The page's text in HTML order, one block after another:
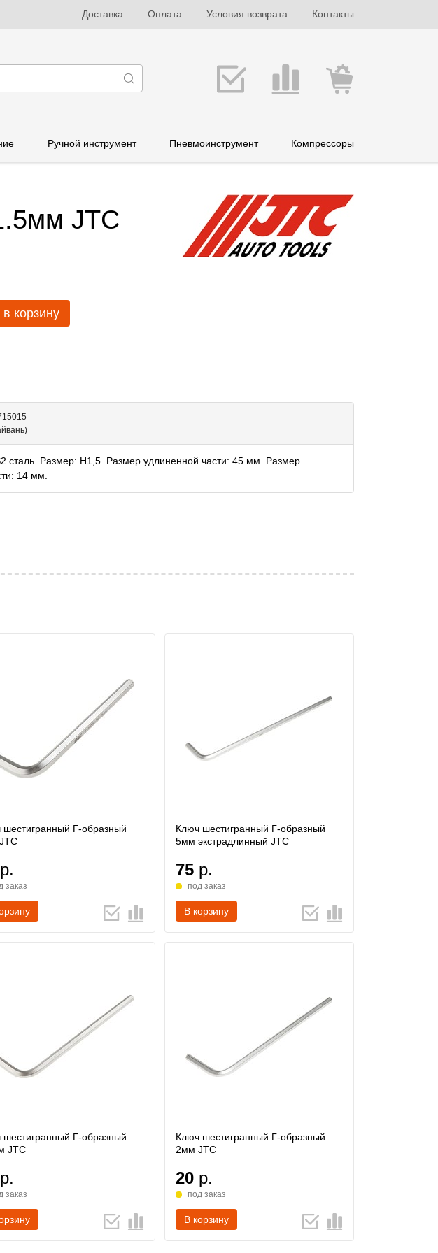
Доставка Оплата Условия возврата Контакты
Ручной инструмент Пневмоинструмент Компрессоры
JTC
корзину
сталь. Размер: H1,5. Размер удлиненной части: 45 мм. Размер
14 мм.
шестигранный Г-образный
р.
заказ
Ключ шестигранный Г-образный
5мм экстрадлинный JTC
75р.
под заказ
В корзину
шестигранный Г-образный
JTC
р.
заказ
Ключ шестигранный Г-образный
2мм JTC
20р.
под заказ
В корзину